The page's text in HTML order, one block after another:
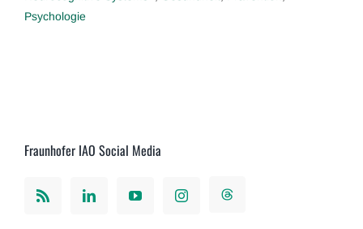
Psychologie
Fraunhofer IAO Social Media